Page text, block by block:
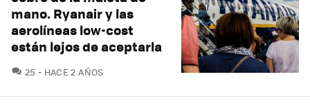
mano. Ryanair y las
aerolíneas low-cost
están lejos de aceptarla
25 COMENTARIOS
HACE 2 AÑOS